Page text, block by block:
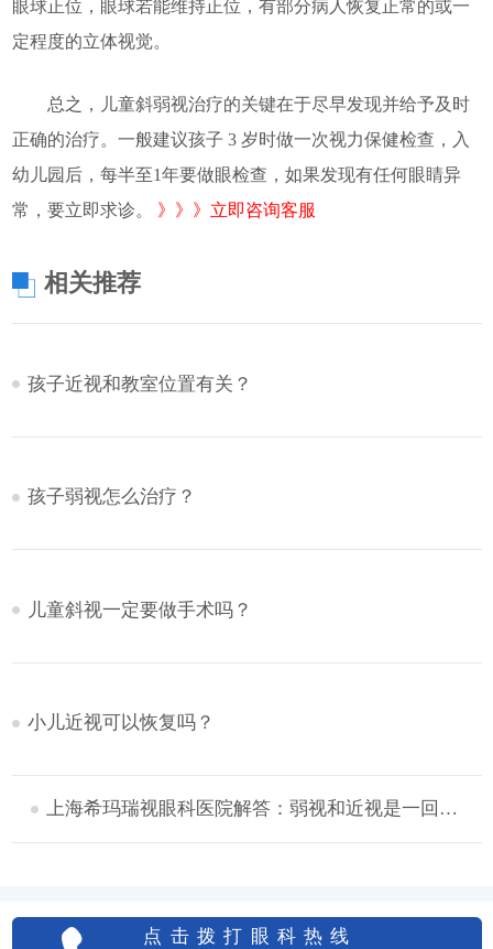
眼球正位，眼球若能维持正位，有部分病人恢复正常的或一
定程度的立体视觉。
总之，儿童斜弱视治疗的关键在于尽早发现并给予及时
正确的治疗。一般建议孩子 3 岁时做一次视力保健检查，入
幼儿园后，每半至1年要做眼检查，如果发现有任何眼睛异
常，要立即求诊。 》》》立即咨询客服
相关推荐
孩子近视和教室位置有关？
孩子弱视怎么治疗？
儿童斜视一定要做手术吗？
小儿近视可以恢复吗？
上海希玛瑞视眼科医院解答：弱视和近视是一回事吗？
点击拨打眼科热线